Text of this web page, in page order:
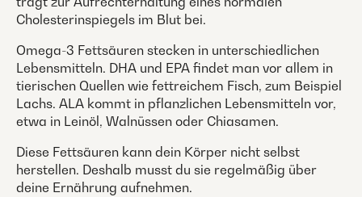
Cholesterinspiegels im Blut bei.
Omega-3 Fettsäuren stecken in unterschiedlichen
Lebensmitteln. DHA und EPA findet man vor allem in
tierischen Quellen wie fettreichem Fisch, zum Beispiel
Lachs. ALA kommt in pflanzlichen Lebensmitteln vor,
etwa in Leinöl, Walnüssen oder Chiasamen.
Diese Fettsäuren kann dein Körper nicht selbst
herstellen. Deshalb musst du sie regelmäßig über
deine Ernährung aufnehmen.